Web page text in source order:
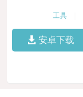
工具
安卓下载